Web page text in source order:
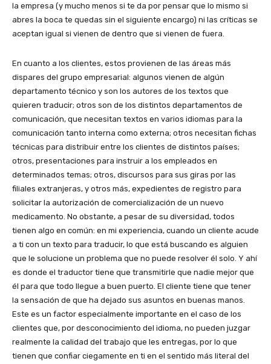
la empresa (y mucho menos si te da por pensar que lo mismo si
abres la boca te quedas sin el siguiente encargo) ni las críticas se
aceptan igual si vienen de dentro que si vienen de fuera.
En cuanto a los clientes, estos provienen de las áreas más
dispares del grupo empresarial: algunos vienen de algún
departamento técnico y son los autores de los textos que
quieren traducir; otros son de los distintos departamentos de
comunicación, que necesitan textos en varios idiomas para la
comunicación tanto interna como externa; otros necesitan fichas
técnicas para distribuir entre los clientes de distintos países;
otros, presentaciones para instruir a los empleados en
determinados temas; otros, discursos para sus giras por las
filiales extranjeras, y otros más, expedientes de registro para
solicitar la autorización de comercialización de un nuevo
medicamento. No obstante, a pesar de su diversidad, todos
tienen algo en común: en mi experiencia, cuando un cliente acude
a ti con un texto para traducir, lo que está buscando es alguien
que le solucione un problema que no puede resolver él solo. Y ahí
es donde el traductor tiene que transmitirle que nadie mejor que
él para que todo llegue a buen puerto. El cliente tiene que tener
la sensación de que ha dejado sus asuntos en buenas manos.
Este es un factor especialmente importante en el caso de los
clientes que, por desconocimiento del idioma, no pueden juzgar
realmente la calidad del trabajo que les entregas, por lo que
tienen que confiar ciegamente en ti en el sentido más literal del